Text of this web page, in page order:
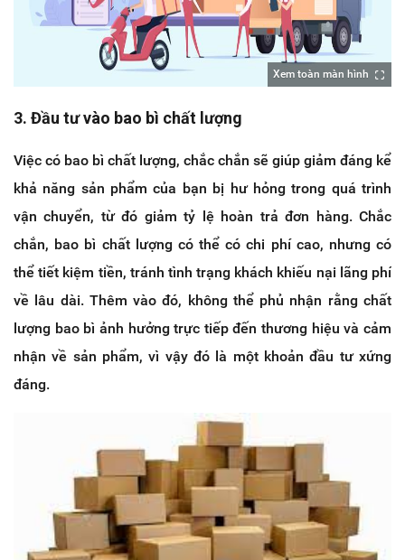
Xem toàn màn hình
3. Đầu tư vào bao bì chất lượng
Việc có bao bì chất lượng, chắc chắn sẽ giúp giảm đáng kể
khả năng sản phẩm của bạn bị hư hỏng trong quá trình
vận chuyển, từ đó giảm tỷ lệ hoàn trả đơn hàng. Chắc
chắn, bao bì chất lượng có thể có chi phí cao, nhưng có
thể tiết kiệm tiền, tránh tình trạng khách khiếu nại lãng phí
về lâu dài. Thêm vào đó, không thể phủ nhận rằng chất
lượng bao bì ảnh hưởng trực tiếp đến thương hiệu và cảm
nhận về sản phẩm, vì vậy đó là một khoản đầu tư xứng
đáng.